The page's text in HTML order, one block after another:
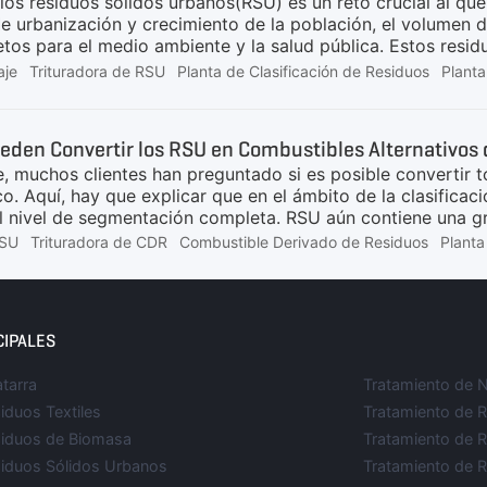
urbanización y crecimiento de la población, el volumen
para el medio ambiente y la salud pública. Estos
y engloban diversos residuos sólidos como papel,
con residuos mezclados, lo que convierte la
Trituradora de RSU Planta de Clasificación de Residuos
Convertir los RSU en Combustibles
muchos clientes han preguntado si es posible convertir
Aquí, hay que explicar que en el ámbito de la
nivel de segmentación completa. RSU aún contiene una
de bajo valor calórico, como chips y piedras de
alternativos, se debe utilizar una serie de equipos de
de
Trituradora de CDR Combustible Derivado de Residuos
Tratamiento de
Textiles
Tratamiento de
de Biomasa
Tratamiento de
Sólidos Urbanos
Tratamiento de